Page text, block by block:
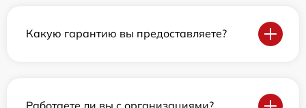
Какую гарантию вы предоставляете?